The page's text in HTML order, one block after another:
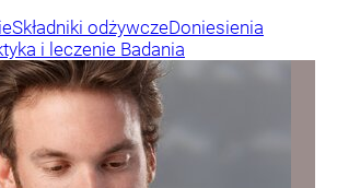
Składniki odżywczeDoniesienia
i leczenie Badania